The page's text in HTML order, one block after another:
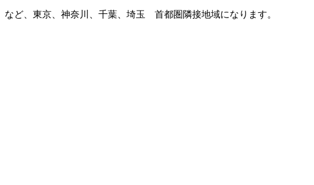
など、東京、神奈川、千葉、埼玉 首都圏隣接地域になります。